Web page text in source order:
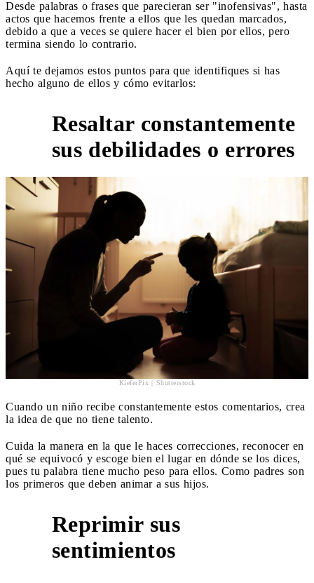
Desde palabras o frases que parecieran ser "inofensivas", hasta
actos que hacemos frente a ellos que les quedan marcados,
debido a que a veces se quiere hacer el bien por ellos, pero
termina siendo lo contrario.
Aquí te dejamos estos puntos para que identifiques si has
hecho alguno de ellos y cómo evitarlos:
Resaltar constantemente
sus debilidades o errores
KieferPix | Shutterstock
Cuando un niño recibe constantemente estos comentarios, crea
la idea de que no tiene talento.
Cuida la manera en la que le haces correcciones, reconocer en
qué se equivocó y escoge bien el lugar en dónde se los dices,
pues tu palabra tiene mucho peso para ellos. Como padres son
los primeros que deben animar a sus hijos.
Reprimir sus
sentimientos